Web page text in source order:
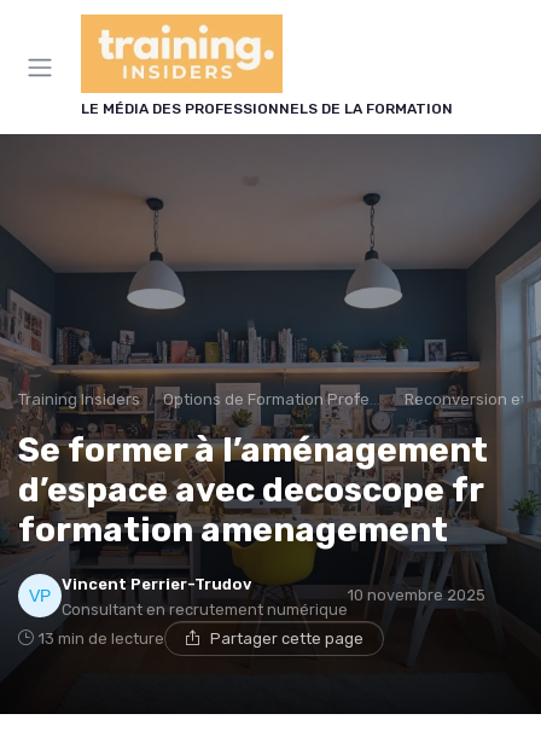
LE MÉDIA DES PROFESSIONNELS DE LA FORMATION
Training Insiders Options de Formation Professionnelle Reconversion et
Se former à l’aménagement
d’espace avec decoscope fr
formation amenagement
Vincent Perrier-Trudov
Consultant en recrutement numérique
10 novembre 2025
13 min de lecture Partager cette page
Panneau de gestion des cookies